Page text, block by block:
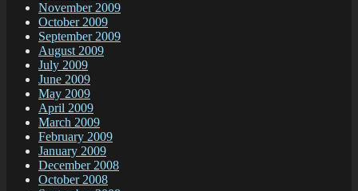
November 2009
October 2009
September 2009
August 2009
July 2009
June 2009
May 2009
April 2009
March 2009
February 2009
January 2009
December 2008
October 2008